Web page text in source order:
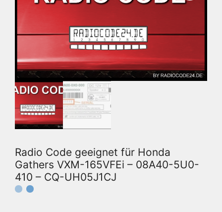
Radio Code geeignet für Honda
Gathers VXM-165VFEi – 08A40-5U0-
410 – CQ-UH05J1CJ